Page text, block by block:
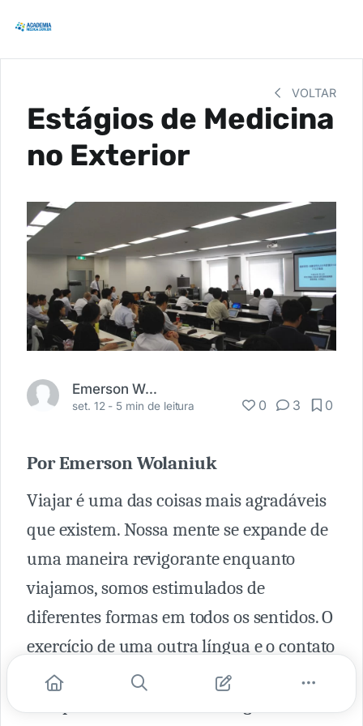
VOLTAR
Estágios de Medicina
no Exterior
Emerson Wolaniuk
set. 12 - 5 min de leitura 0 3 0
Por Emerson Wolaniuk
Viajar é uma das coisas mais agradáveis
que existem. Nossa mente se expande de
uma maneira revigorante enquanto
viajamos, somos estimulados de
diferentes formas em todos os sentidos. O
exercício de uma outra língua e o contato
com uma maneira diferente de